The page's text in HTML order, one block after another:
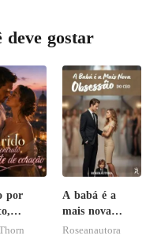
deve gostar
por
de
A babá é a
mais nova
obsessão do
Roseanautora